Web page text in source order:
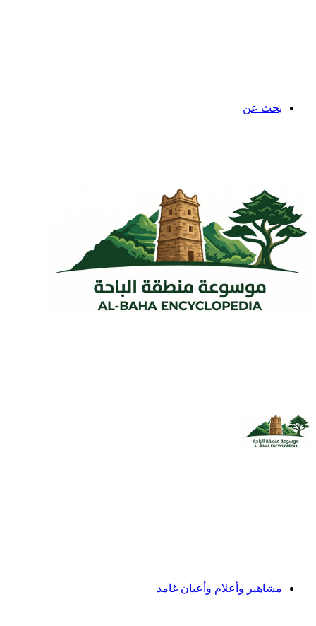
بحث عن
مشاهير وأعلام وأعيان غامد